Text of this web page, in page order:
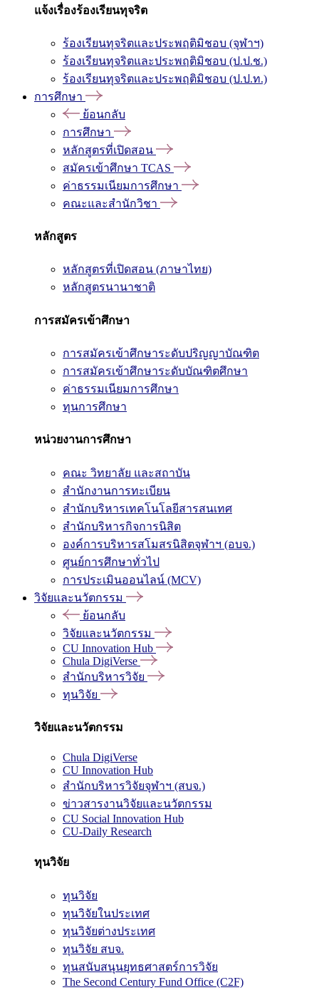
แจ้งเรื่องร้องเรียนทุจริต
ร้องเรียนทุจริตและประพฤติมิชอบ (จุฬาฯ)
ร้องเรียนทุจริตและประพฤติมิชอบ (ป.ป.ช.)
ร้องเรียนทุจริตและประพฤติมิชอบ (ป.ป.ท.)
การศึกษา
ย้อนกลับ
การศึกษา
หลักสูตรที่เปิดสอน
สมัครเข้าศึกษา TCAS
ค่าธรรมเนียมการศึกษา
คณะและสำนักวิชา
หลักสูตร
หลักสูตรที่เปิดสอน (ภาษาไทย)
หลักสูตรนานาชาติ
การสมัครเข้าศึกษา
การสมัครเข้าศึกษาระดับปริญญาบัณฑิต
การสมัครเข้าศึกษาระดับบัณฑิตศึกษา
ค่าธรรมเนียมการศึกษา
ทุนการศึกษา
หน่วยงานการศึกษา
คณะ วิทยาลัย และสถาบัน
สำนักงานการทะเบียน
สำนักบริหารเทคโนโลยีสารสนเทศ
สำนักบริหารกิจการนิสิต
องค์การบริหารสโมสรนิสิตจุฬาฯ (อบจ.)
ศูนย์การศึกษาทั่วไป
การประเมินออนไลน์ (MCV)
วิจัยและนวัตกรรม
ย้อนกลับ
วิจัยและนวัตกรรม
CU Innovation Hub
Chula DigiVerse
สำนักบริหารวิจัย
ทุนวิจัย
วิจัยและนวัตกรรม
Chula DigiVerse
CU Innovation Hub
สำนักบริหารวิจัยจุฬาฯ (สบจ.)
ข่าวสารงานวิจัยและนวัตกรรม
CU Social Innovation Hub
CU-Daily Research
ทุนวิจัย
ทุนวิจัย
ทุนวิจัยในประเทศ
ทุนวิจัยต่างประเทศ
ทุนวิจัย สบจ.
ทุนสนับสนุนยุทธศาสตร์การวิจัย
The Second Century Fund Office (C2F)